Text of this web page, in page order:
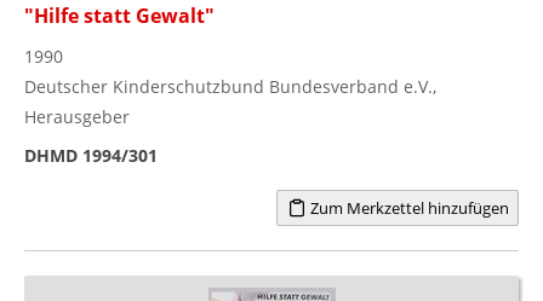
"Hilfe statt Gewalt"
1990
Deutscher Kinderschutzbund Bundesverband e.V.,
Herausgeber
DHMD 1994/301
Zum Merkzettel hinzufügen